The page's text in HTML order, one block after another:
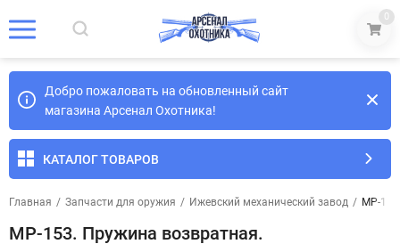
0
Добро пожаловать на обновленный сайт
магазина Арсенал Охотника!
КАТАЛОГ ТОВАРОВ
Главная / Запчасти для оружия / Ижевский механический завод / МР-
МР-153. Пружина возвратная.